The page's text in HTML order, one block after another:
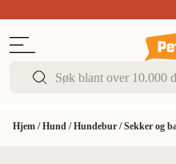
Hjem /Hund /Hundebur /Sekker og